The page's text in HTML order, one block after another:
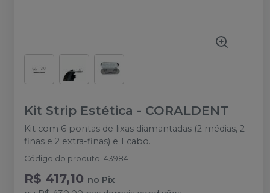
Kit Strip Estética - CORALDENT
Kit com 6 pontas de lixas diamantadas (2 médias, 2
finas e 2 extra-finas) e 1 cabo.
Código do produto: 43984
R$ 417,10 no Pix